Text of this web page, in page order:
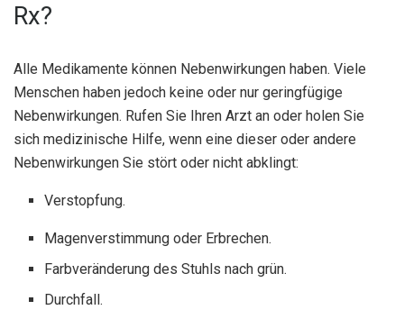
Rx?
Alle Medikamente können Nebenwirkungen haben. Viele
Menschen haben jedoch keine oder nur geringfügige
Nebenwirkungen. Rufen Sie Ihren Arzt an oder holen Sie
sich medizinische Hilfe, wenn eine dieser oder andere
Nebenwirkungen Sie stört oder nicht abklingt:
Verstopfung.
Magenverstimmung oder Erbrechen.
Farbveränderung des Stuhls nach grün.
Durchfall.